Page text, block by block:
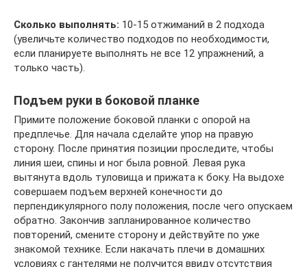
Сколько выполнять: 10-15 отжиманий в 2 подхода
(увеличьте количество подходов по необходимости,
если планируете выполнять не все 12 упражнений, а
только часть).
Подъем руки в боковой планке
Примите положение боковой планки с опорой на
предплечье. Для начала сделайте упор на правую
сторону. После принятия позиции проследите, чтобы
линия шеи, спины и ног была ровной. Левая рука
вытянута вдоль туловища и прижата к боку. На выдохе
совершаем подъем верхней конечности до
перпендикулярного полу положения, после чего опускаем
обратно. Закончив запланированное количество
повторений, смените сторону и действуйте по уже
знакомой технике. Если накачать плечи в домашних
условиях с гантелями не получится ввиду отсутствия